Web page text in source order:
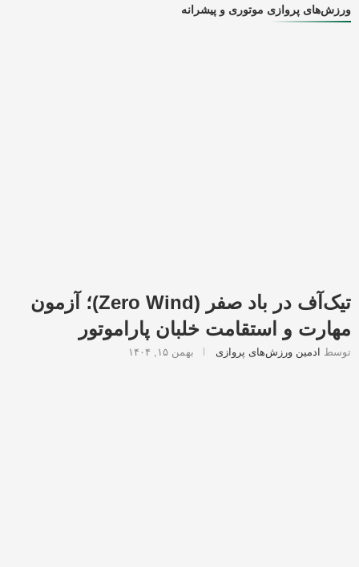
ورزش‌های پروازی موتوری و پیشرانه
تیک‌آف در باد صفر (Zero Wind)؛ آزمون
مهارت و استقامت خلبان پاراموتور
توسط ادمین ورزش‌های پروازی بهمن ۱۵, ۱۴۰۴